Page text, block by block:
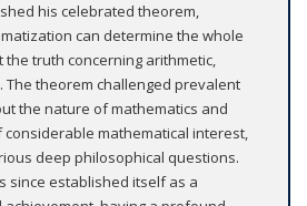
his celebrated theorem,
can determine the whole
truth concerning arithmetic,
The theorem challenged prevalent
the nature of mathematics and
mathematical interest,
deep philosophical questions.
since established itself as a